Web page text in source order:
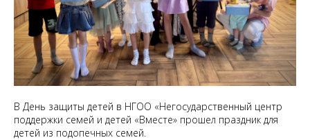
В День защиты детей в НГОО «Негосударственный центр
поддержки семей и детей «Вместе» прошел праздник для
детей из подопечных семей.